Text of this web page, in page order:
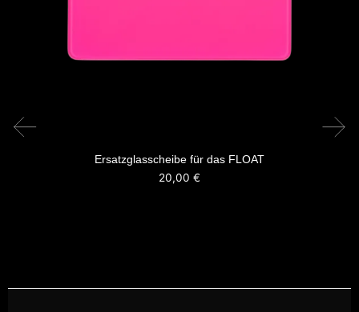
Ersatzglasscheibe für das FLOAT
20,00 €